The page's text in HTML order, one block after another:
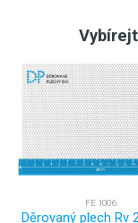
FE 1006
Děrovaný plech Rv